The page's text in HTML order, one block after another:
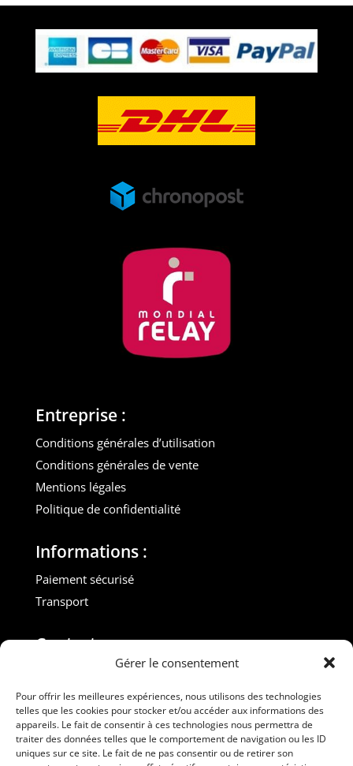
Gérer le consentement
Pour offrir les meilleures expériences, nous utilisons des technologies
telles que les cookies pour stocker et/ou accéder aux informations des
appareils. Le fait de consentir à ces technologies nous permettra de
traiter des données telles que le comportement de navigation ou les ID
uniques sur ce site. Le fait de ne pas consentir ou de retirer son
Entreprise :
Conditions générales d’utilisation
Conditions générales de vente
Mentions légales
Politique de confidentialité
Informations :
Paiement sécurisé
Transport
Contact :
M. Gilles ROUVEYROL
Tél. : +33(0)6 07 72 40 47
dansdebeauxdraps@gmail.com
Professionnels